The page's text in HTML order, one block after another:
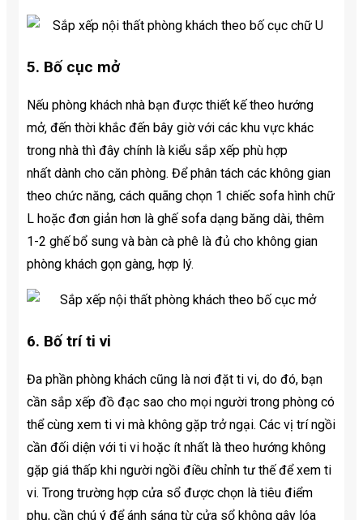
5. Bố cục mở
Nếu phòng khách nhà bạn được thiết kế theo hướng
mở, đến thời khắc đến bây giờ với các khu vực khác
trong nhà thì đây chính là kiểu sắp xếp phù hợp
nhất dành cho căn phòng. Để phân tách các không gian
theo chức năng, cách quãng chọn 1 chiếc sofa hình chữ
L hoặc đơn giản hơn là ghế sofa dạng băng dài, thêm
1-2 ghế bổ sung và bàn cà phê là đủ cho không gian
phòng khách gọn gàng, hợp lý.
6. Bố trí ti vi
Đa phần phòng khách cũng là nơi đặt ti vi, do đó, bạn
cần sắp xếp đồ đạc sao cho mọi người trong phòng có
thể cùng xem ti vi mà không gặp trở ngại. Các vị trí ngồi
cần đối diện với ti vi hoặc ít nhất là theo hướng không
gặp giá thấp khi người ngồi điều chỉnh tư thế để xem ti
vi. Trong trường hợp cửa sổ được chọn là tiêu điểm
phụ, cần chú ý để ánh sáng từ cửa sổ không gây lóa